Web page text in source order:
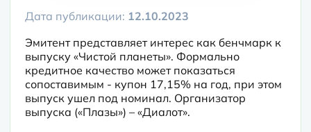
Дата публикации: 12.10.2023
Эмитент представляет интерес как бенчмарк к
выпуску «Чистой планеты». Формально
кредитное качество может показаться
сопоставимым - купон 17,15% на год, при этом
выпуск ушел под номинал. Организатор
выпуска («Плазы») – «Диалот».